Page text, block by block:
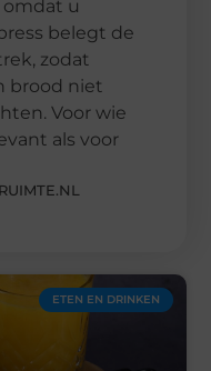
omdat u
belegt de
zodat
brood niet
Voor wie
als voor
ETEN EN DRINKEN